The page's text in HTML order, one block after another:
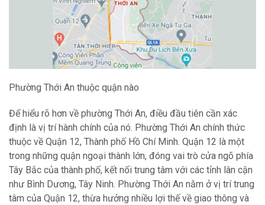
Phường Thới An thuộc quận nào
Để hiểu rõ hơn về phường Thới An, điều đầu tiên cần xác
định là vị trí hành chính của nó. Phường Thới An chính thức
thuộc về Quận 12, Thành phố Hồ Chí Minh. Quận 12 là một
trong những quận ngoại thành lớn, đóng vai trò cửa ngõ phía
Tây Bắc của thành phố, kết nối trung tâm với các tỉnh lân cận
như Bình Dương, Tây Ninh. Phường Thới An nằm ở vị trí trung
tâm của Quận 12, thừa hưởng nhiều lợi thế về giao thông và